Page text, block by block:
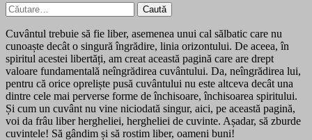
Caută
după:
Cuvântul trebuie să fie liber, asemenea unui cal sălbatic care nu
cunoaște decât o singură îngrădire, linia orizontului. De aceea, în
spiritul acestei libertăți, am creat această pagină care are drept
valoare fundamentală neîngrădirea cuvântului. Da, neîngrădirea lui,
pentru că orice opreliște pusă cuvântului nu este altceva decât una
dintre cele mai perverse forme de închisoare, închisoarea spiritului.
Și cum un cuvânt nu vine niciodată singur, aici, pe această pagină,
voi da frâu liber hergheliei, hergheliei de cuvinte. Așadar, să zburde
cuvintele! Să gândim și să rostim liber, oameni buni!